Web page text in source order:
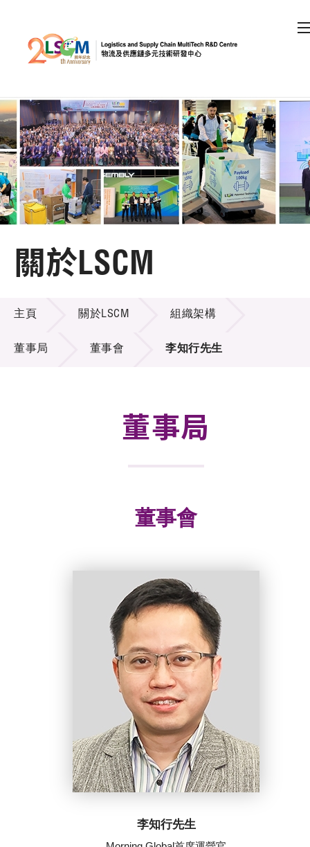
跳到內容（按回車鍵）
會員登入
A A A EN
主頁
機構簡介
組織架構
招標通告
關於LSCM
關於LSCM
主頁 關於LSCM 組織架構
董事局 董事會 李知行先生
董事局
董事會
李知行先生